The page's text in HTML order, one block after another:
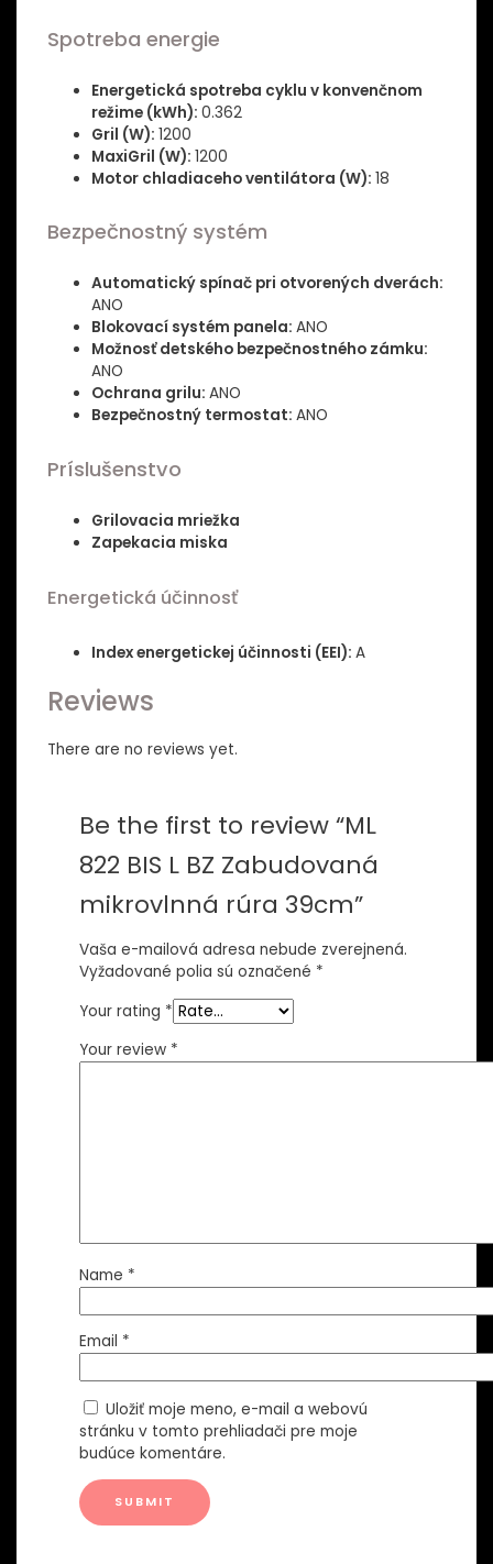
Spotreba energie
Energetická spotreba cyklu v konvenčnom
režime (kWh): 0.362
Gril (W): 1200
MaxiGril (W): 1200
Motor chladiaceho ventilátora (W): 18
Bezpečnostný systém
Automatický spínač pri otvorených dverách:
ANO
Blokovací systém panela: ANO
Možnosť detského bezpečnostného zámku:
ANO
Ochrana grilu: ANO
Bezpečnostný termostat: ANO
Príslušenstvo
Grilovacia mriežka
Zapekacia miska
Energetická účinnosť
Index energetickej účinnosti (EEI): A
Reviews
There are no reviews yet.
Be the first to review “ML
822 BIS L BZ Zabudovaná
mikrovlnná rúra 39cm”
Vaša e-mailová adresa nebude zverejnená.
Vyžadované polia sú označené *
Your rating *
Your review *
Name *
Email *
Uložiť moje meno, e-mail a webovú
stránku v tomto prehliadači pre moje
budúce komentáre.